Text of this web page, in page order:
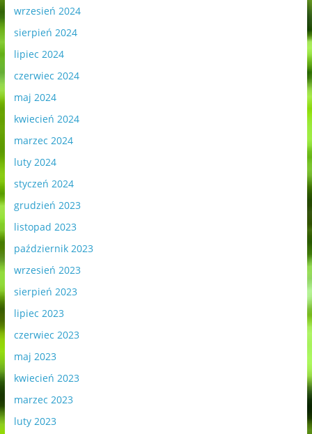
wrzesień 2024
sierpień 2024
lipiec 2024
czerwiec 2024
maj 2024
kwiecień 2024
marzec 2024
luty 2024
styczeń 2024
grudzień 2023
listopad 2023
październik 2023
wrzesień 2023
sierpień 2023
lipiec 2023
czerwiec 2023
maj 2023
kwiecień 2023
marzec 2023
luty 2023